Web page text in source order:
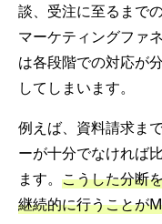
談、受注に至るまで
マーケティングファ
は各段階での対応が
してしまいます。
例えば、資料請求ま
ーが十分でなければ
ます。 こうした分断
継続的に行うことが